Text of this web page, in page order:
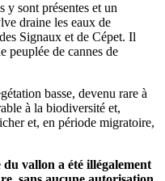
y sont présentes et un
draine les eaux de
Signaux et de Cépet. Il
peuplée de cannes de
basse, devenu rare à
à la biodiversité et,
et, en période migratoire,
vallon a été illégalement